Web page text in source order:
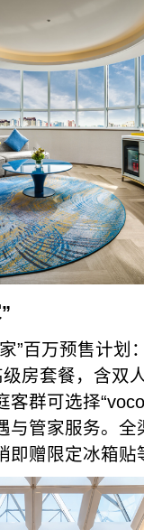
”百万预售计划
房套餐，含双
群可选择
与管家服务。
即赠限定冰箱贴